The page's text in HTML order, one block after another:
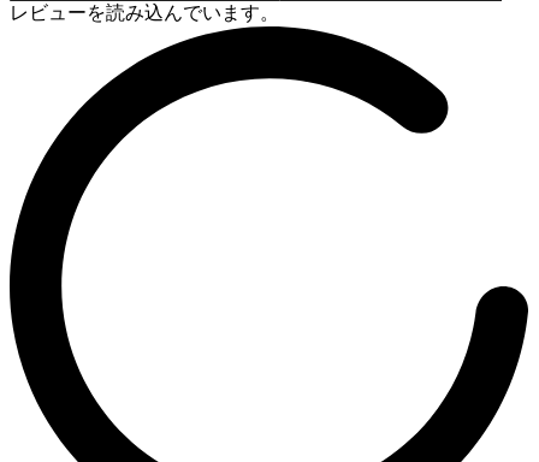
レビューを読み込んでいます。